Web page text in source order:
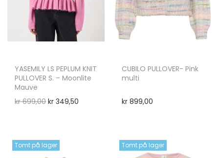
YASEMILY LS PEPLUM KNIT
PULLOVER S. – Moonlite
Mauve
kr699,00 kr 349,50
CUBILO PULLOVER- Pink
multi
kr 899,00
Tomt på lager Tomt på lager